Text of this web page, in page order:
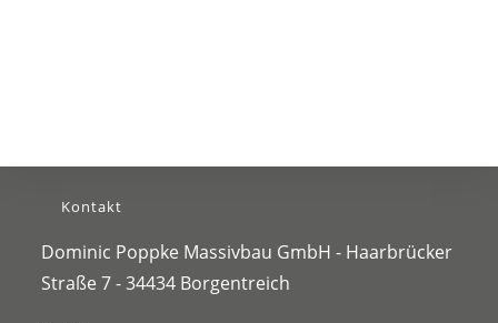
Kontakt
Dominic Poppke Massivbau GmbH - Haarbrücker
Straße 7 - 34434 Borgentreich